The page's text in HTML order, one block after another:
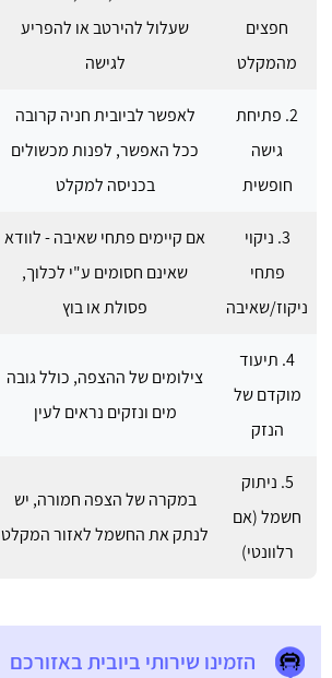
חפצים
מהמקלט
שעלול להירטב או להפריע
לגישה
2. פתיחת
גישה
חופשית
לאפשר לביובית חניה קרובה
ככל האפשר, לפנות מכשולים
בכניסה למקלט
3. ניקוי
פתחי
ניקוז/שאיבה
אם קיימים פתחי שאיבה - לוודא
שאינם חסומים ע"י לכלוך,
פסולת או בוץ
4. תיעוד
מוקדם של
הנזק
צילומים של ההצפה, כולל גובה
מים ונזקים נראים לעין
5. ניתוק
חשמל (אם
רלוונטי)
במקרה של הצפה חמורה, יש
לנתק את החשמל לאזור המקלט
הזמינו שירותי ביובית באזורכם